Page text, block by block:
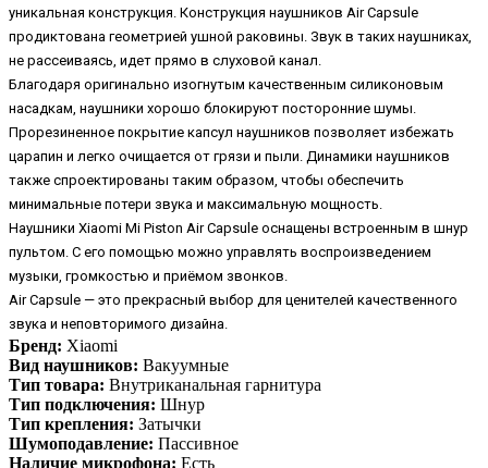
уникальная конструкция. Конструкция наушников Air Capsule
продиктована геометрией ушной раковины. Звук в таких наушниках,
не рассеиваясь, идет прямо в слуховой канал.
Благодаря оригинально изогнутым качественным силиконовым
насадкам, наушники хорошо блокируют посторонние шумы.
Прорезиненное покрытие капсул наушников позволяет избежать
царапин и легко очищается от грязи и пыли. Динамики наушников
также спроектированы таким образом, чтобы обеспечить
минимальные потери звука и максимальную мощность.
Наушники Xiaomi Mi Piston Air Capsule оснащены встроенным в шнур
пультом. С его помощью можно управлять воспроизведением
музыки, громкостью и приёмом звонков.
Air Capsule — это прекрасный выбор для ценителей качественного
звука и неповторимого дизайна.
Бренд: Xiaomi
Вид наушников: Вакуумные
Тип товара: Внутриканальная гарнитура
Тип подключения: Шнур
Тип крепления: Затычки
Шумоподавление: Пассивное
Наличие микрофона: Есть